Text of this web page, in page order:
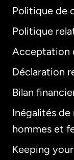
Politique de
Politique
Acceptation
Déclaration
Bilan
Inégalités de
hommes et
Keeping